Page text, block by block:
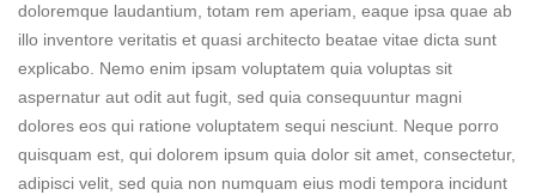
doloremque laudantium, totam rem aperiam, eaque ipsa quae ab
illo inventore veritatis et quasi architecto beatae vitae dicta sunt
explicabo. Nemo enim ipsam voluptatem quia voluptas sit
aspernatur aut odit aut fugit, sed quia consequuntur magni
dolores eos qui ratione voluptatem sequi nesciunt. Neque porro
quisquam est, qui dolorem ipsum quia dolor sit amet, consectetur,
adipisci velit, sed quia non numquam eius modi tempora incidunt